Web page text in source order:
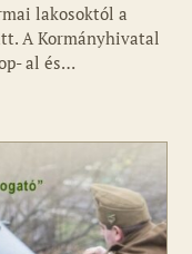
lakosoktól a
A Kormányhivatal
al és…